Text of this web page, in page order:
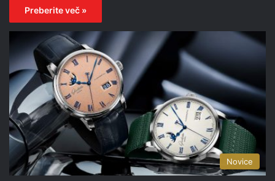
Preberite več »
Novice